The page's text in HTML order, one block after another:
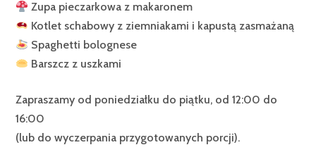
Zupa pieczarkowa z makaronem
Kotlet schabowy z ziemniakami i kapustą zasmażaną
Spaghetti bolognese
Barszcz z uszkami
Zapraszamy od poniedziałku do piątku, od 12:00 do
16:00
(lub do wyczerpania przygotowanych porcji).